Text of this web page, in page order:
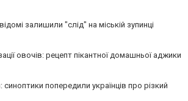
залишили "слід" на міській зупинці
овочів: рецепт пікантної домашньої аджики
синоптики попередили українців про різкий